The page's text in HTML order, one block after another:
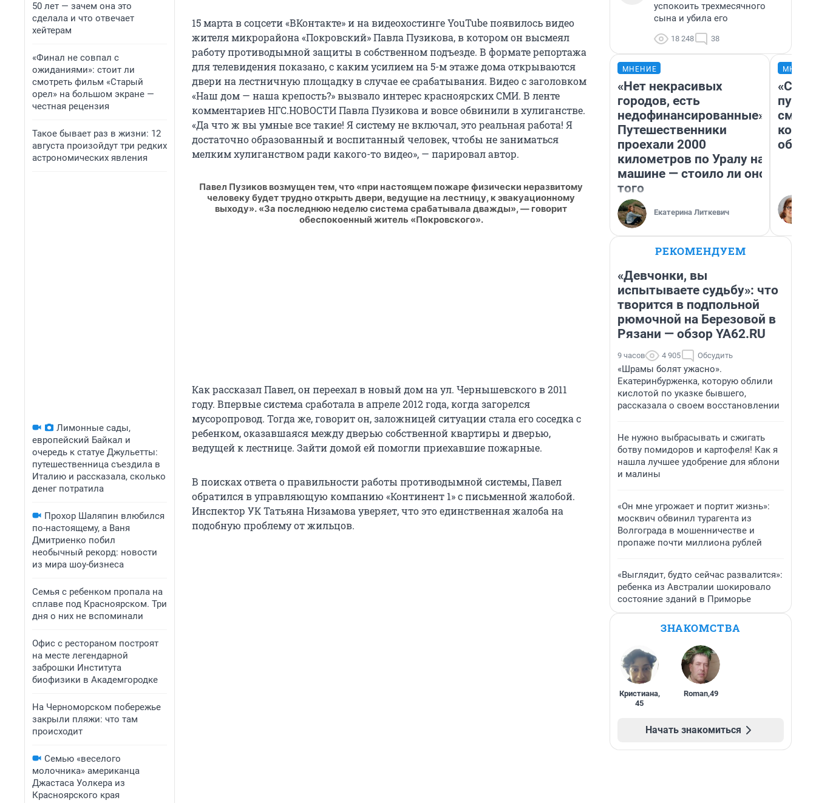
50 лет — зачем она это
сделала и что отвечает
хейтерам
«Финал не совпал с
ожиданиями»: стоит ли
смотреть фильм «Старый
орел» на большом экране —
честная рецензия
Такое бывает раз в жизни: 12
августа произойдут три редких
астрономических явления
Лимонные сады,
европейский Байкал и
очередь к статуе Джульетты:
путешественница съездила в
Италию и рассказала, сколько
денег потратила
Прохор Шаляпин влюбился
по-настоящему, а Ваня
Дмитриенко побил
необычный рекорд: новости
из мира шоу-бизнеса
Семья с ребенком пропала на
сплаве под Красноярском. Три
дня о них не вспоминали
Офис с рестораном построят
на месте легендарной
заброшки Института
биофизики в Академгородке
На Черноморском побережье
закрыли пляжи: что там
происходит
Семью «веселого
молочника» американца
Джастаса Уолкера из
Красноярского края
15 марта в соцсети «ВКонтакте» и на видеохостинге YouTube появилось видео
жителя микрорайона «Покровский» Павла Пузикова, в котором он высмеял
работу противодымной защиты в собственном подъезде. В формате репортажа
для телевидения показано, с каким усилием на 5-м этаже дома открываются
двери на лестничную площадку в случае ее срабатывания. Видео с заголовком
«Наш дом — наша крепость?» вызвало интерес красноярских СМИ. В ленте
комментариев НГС.НОВОСТИ Павла Пузикова и вовсе обвинили в хулиганстве.
«Да что ж вы умные все такие! Я систему не включал, это реальная работа! Я
достаточно образованный и воспитанный человек, чтобы не заниматься
мелким хулиганством ради какого-то видео», — парировал автор.
Павел Пузиков возмущен тем, что «при настоящем пожаре физически неразвитому
человеку будет трудно открыть двери, ведущие на лестницу, к эвакуационному
выходу». «За последнюю неделю система срабатывала дважды», — говорит
обеспокоенный житель «Покровского».
Как рассказал Павел, он переехал в новый дом на ул. Чернышевского в 2011
году. Впервые система сработала в апреле 2012 года, когда загорелся
мусоропровод. Тогда же, говорит он, заложницей ситуации стала его соседка с
ребенком, оказавшаяся между дверью собственной квартиры и дверью,
ведущей к лестнице. Зайти домой ей помогли приехавшие пожарные.
В поисках ответа о правильности работы противодымной системы, Павел
обратился в управляющую компанию «Континент 1» с письменной жалобой.
Инспектор УК Татьяна Низамова уверяет, что это единственная жалоба на
подобную проблему от жильцов.
успокоить трехмесячного
сына и убила его
18 248 38
МНЕНИЕ
«Нет некрасивых
городов, есть
недофинансированные».
Путешественники
проехали 2000
километров по Уралу на
машине — стоило ли оно
того
Екатерина Литкевич
РЕКОМЕНДУЕМ
«Девчонки, вы
испытываете судьбу»: что
творится в подпольной
рюмочной на Березовой в
Рязани — обзор YA62.RU
9 часов 4 905 Обсудить
«Шрамы болят ужасно».
Екатеринбурженка, которую облили
кислотой по указке бывшего,
рассказала о своем восстановлении
Не нужно выбрасывать и сжигать
ботву помидоров и картофеля! Как я
нашла лучшее удобрение для яблони
и малины
«Он мне угрожает и портит жизнь»:
москвич обвинил турагента из
Волгограда в мошенничестве и
пропаже почти миллиона рублей
«Выглядит, будто сейчас развалится»:
ребенка из Австралии шокировало
состояние зданий в Приморье
ЗНАКОМСТВА
Кристиана,
45
Roman,49
Начать знакомиться